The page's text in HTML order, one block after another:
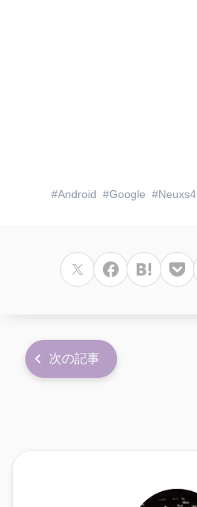
Android Google Neuxs4
次の記事